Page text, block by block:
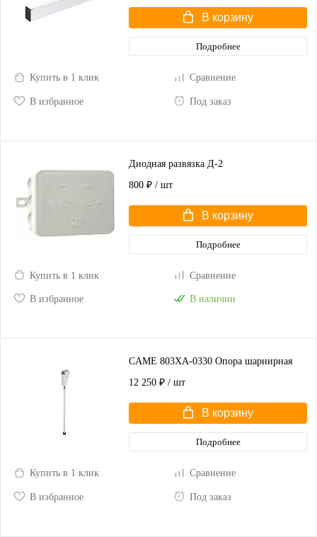
В корзину
Подробнее
Купить в 1 клик Сравнение
В избранное Под заказ
Диодная развязка Д-2
800 ₽ / шт
В корзину
Подробнее
Купить в 1 клик Сравнение
В избранное В наличии
CAME 803XA-0330 Опора шарнирная
12 250 ₽ / шт
В корзину
Подробнее
Купить в 1 клик Сравнение
В избранное Под заказ